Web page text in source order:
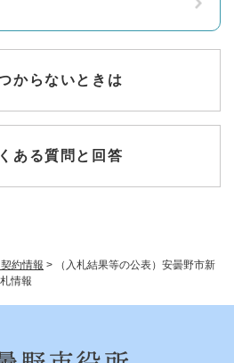
約情報 >
（入札結果等の公表）安曇野市新
情報
からないときは
ある質問と回答